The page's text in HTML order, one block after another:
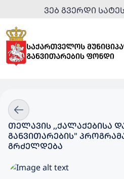
ᲕᲔᲑ ᲒᲕᲔᲠᲓᲘ
ᲗᲔᲚᲐᲕᲘᲡ ,,ᲥᲐᲚᲐᲥᲔᲑᲘᲡᲐ
ᲒᲐᲜᲕᲘᲗᲐᲠᲔᲑᲘᲡ"
ᲒᲠᲫᲔᲚᲓᲔᲑᲐ